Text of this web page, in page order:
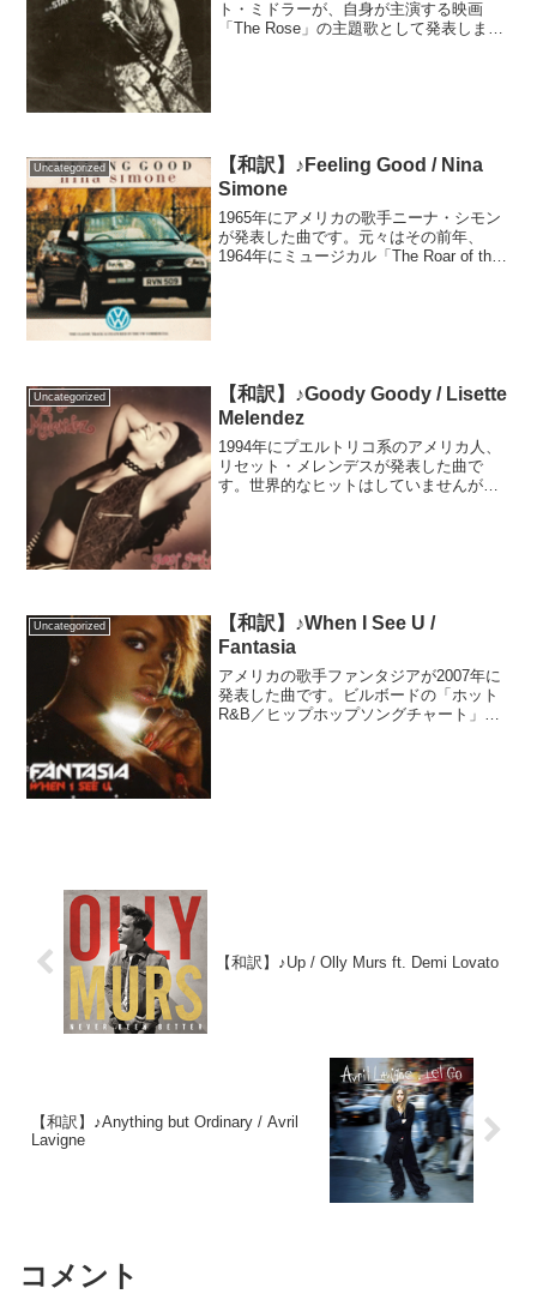
ト・ミドラーが、自身が主演する映画
「The Rose」の主題歌として発表しまし
Uncategorized
【和訳】♪Feeling Good / Nina
Simone
1965年にアメリカの歌手ニーナ・シモン
が発表した曲です。元々はその前年、
1964年にミュージカル「The Roar of the
Uncategorized
【和訳】♪Goody Goody / Lisette
Melendez
1994年にプエルトリコ系のアメリカ人、
リセット・メレンデスが発表した曲で
す。世界的なヒットはしていませんが、
Uncategorized
【和訳】♪When I See U /
Fantasia
アメリカの歌手ファンタジアが2007年に
発表した曲です。ビルボードの「ホット
R&B／ヒップホップソングチャート」で1
【和訳】♪Up / Olly Murs ft. Demi Lovato
【和訳】♪Anything but Ordinary / Avril
Lavigne
コメント